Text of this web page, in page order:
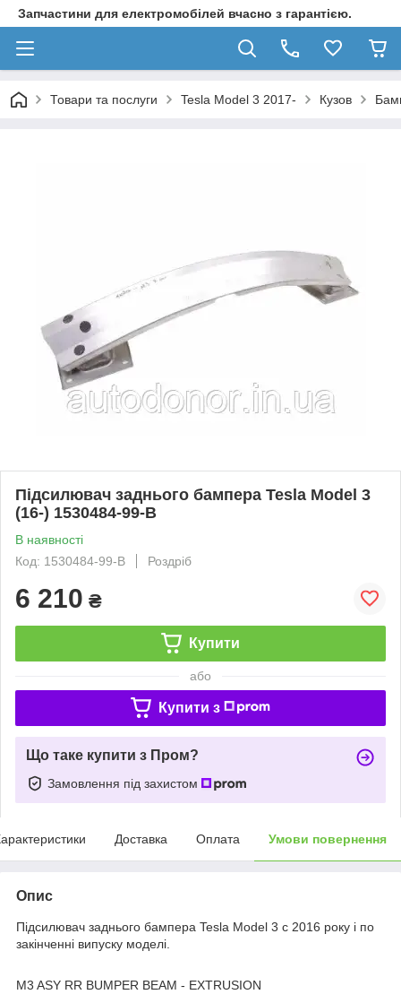
Запчастини для електромобілей вчасно з гарантією.
Товари та послуги Tesla Model 3 2017- Кузов
Підсилювач заднього бампера Tesla Model 3
(16-) 1530484-99-B
В наявності
Код: 1530484-99-B
Роздріб
6 210 ₴
Купити
або
Купити з
Що таке купити з Пром?
Замовлення під захистом
Доставка Оплата Умови повернення
Опис
Підсилювач заднього бампера Tesla Model 3 c 2016 року і по
закінченні випуску моделі.
M3 ASY RR BUMPER BEAM - EXTRUSION